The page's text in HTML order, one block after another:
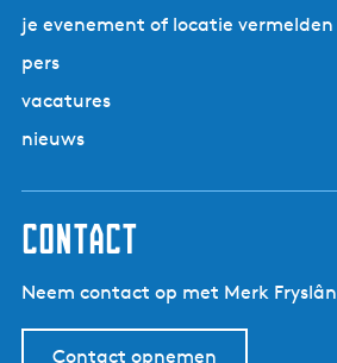
je evenement of locatie vermelden
pers
vacatures
nieuws
Contact
Neem contact op met Merk Fryslân
Contact opnemen